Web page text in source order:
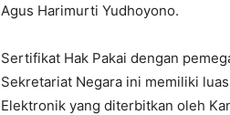
Agus Harimurti Yudhoyono.
Sertifikat Hak Pakai dengan
Sekretariat Negara ini memiliki
Elektronik yang diterbitkan oleh